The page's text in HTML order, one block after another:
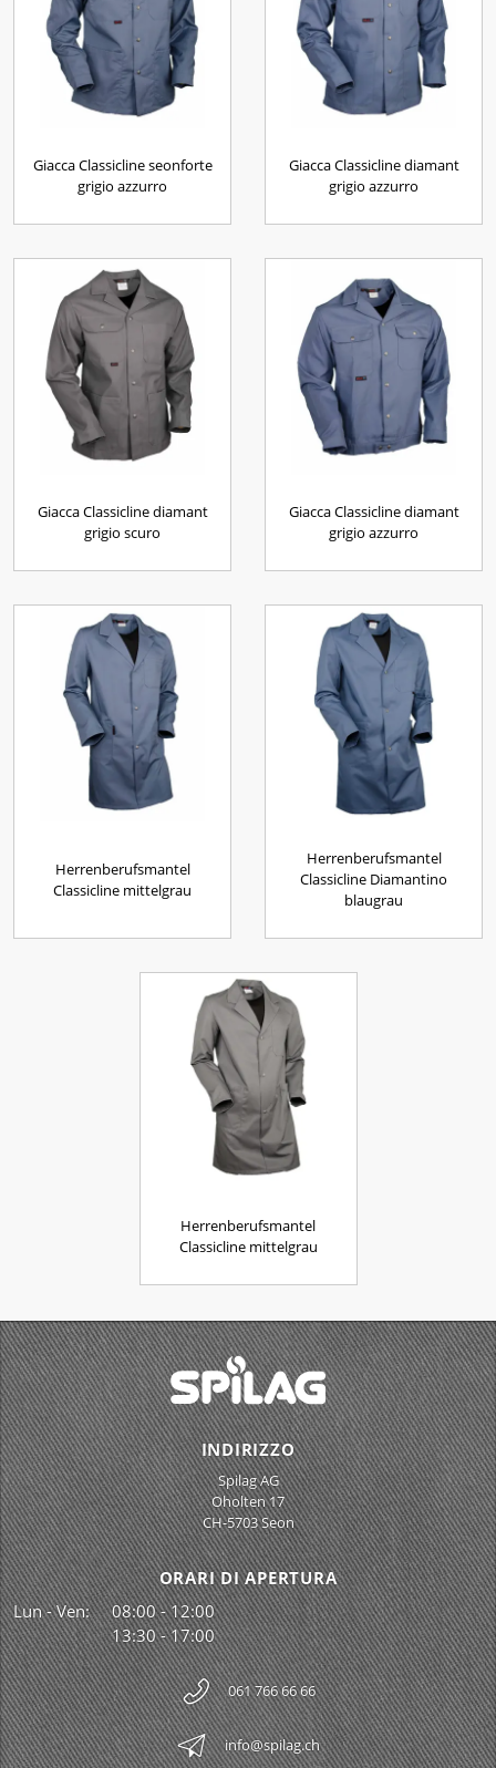
Giacca Classicline seonforte
grigio azzurro
Giacca Classicline diamant
grigio azzurro
Giacca Classicline diamant
grigio scuro
Giacca Classicline diamant
grigio azzurro
Herrenberufsmantel
Classicline mittelgrau
Herrenberufsmantel
Classicline Diamantino
blaugrau
Herrenberufsmantel
Classicline mittelgrau
INDIRIZZO
Spilag AG
Oholten 17
CH-5703 Seon
ORARI DI APERTURA
Lun - Ven:
08:00 - 12:00
13:30 - 17:00
061 766 66 66
info@spilag.ch